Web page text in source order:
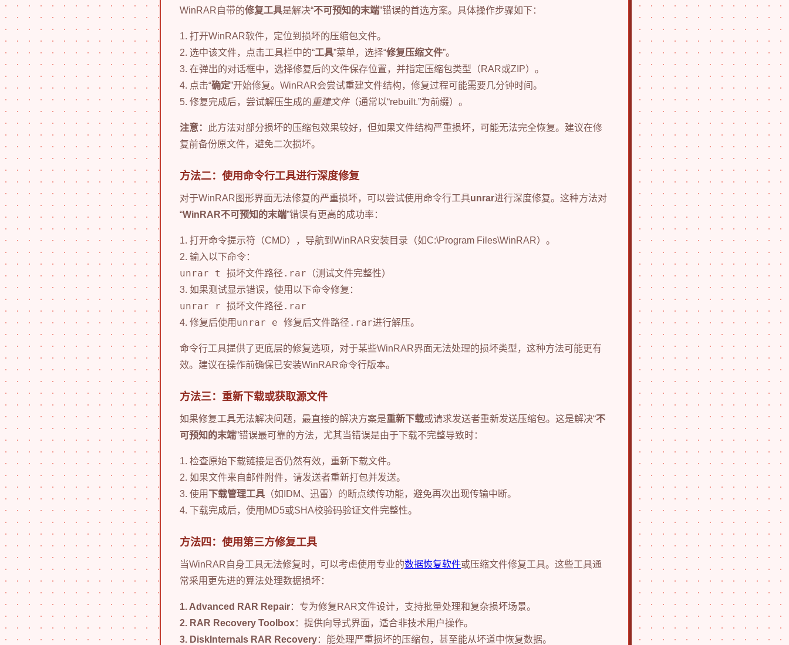
WinRAR自带的修复工具是解决“不可预知的末端”错误的首选方案。具体操作步骤如下：
1. 打开WinRAR软件，定位到损坏的压缩包文件。
2. 选中该文件，点击工具栏中的“工具”菜单，选择“修复压缩文件”。
3. 在弹出的对话框中，选择修复后的文件保存位置，并指定压缩包类型（RAR或ZIP）。
4. 点击“确定”开始修复。WinRAR会尝试重建文件结构，修复过程可能需要几分钟时间。
5. 修复完成后，尝试解压生成的重建文件（通常以“rebuilt.”为前缀）。
注意：
此方法对部分损坏的压缩包效果较好，但如果文件结构严重损坏，可能无法完全恢复。建议在修
复前备份原文件，避免二次损坏。
方法二：使用命令行工具进行深度修复
对于WinRAR图形界面无法修复的严重损坏，可以尝试使用命令行工具unrar进行深度修复。这种方法对
“WinRAR不可预知的末端”错误有更高的成功率：
1. 打开命令提示符（CMD），导航到WinRAR安装目录（如C:\Program Files\WinRAR）。
2. 输入以下命令：
unrar t 损坏文件路径.rar （测试文件完整性）
3. 如果测试显示错误，使用以下命令修复：
unrar r 损坏文件路径.rar
4. 修复后使用 unrar e 修复后文件路径.rar进行解压。
命令行工具提供了更底层的修复选项，对于某些WinRAR界面无法处理的损坏类型，这种方法可能更有
效。建议在操作前确保已安装WinRAR命令行版本。
方法三：重新下载或获取源文件
如果修复工具无法解决问题，最直接的解决方案是重新下载或请求发送者重新发送压缩包。这是解决“不
可预知的末端”错误最可靠的方法，尤其当错误是由于下载不完整导致时：
1. 检查原始下载链接是否仍然有效，重新下载文件。
2. 如果文件来自邮件附件，请发送者重新打包并发送。
3. 使用 下载管理工具 （如IDM、迅雷）的断点续传功能，避免再次出现传输中断。
4. 下载完成后，使用MD5或SHA校验码验证文件完整性。
方法四：使用第三方修复工具
当WinRAR自身工具无法修复时，可以考虑使用专业的数据恢复软件或压缩文件修复工具。这些工具通
常采用更先进的算法处理数据损坏：
1. Advanced RAR Repair：专为修复RAR文件设计，支持批量处理和复杂损坏场景。
2. RAR Recovery Toolbox：提供向导式界面，适合非技术用户操作。
3. DiskInternals RAR Recovery：能处理严重损坏的压缩包，甚至能从坏道中恢复数据。